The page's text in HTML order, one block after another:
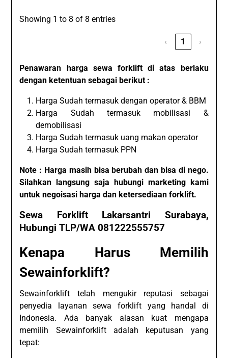
Showing 1 to 8 of 8 entries
‹ 1 ›
Penawaran harga sewa forklift di atas berlaku
dengan ketentuan sebagai berikut :
Harga Sudah termasuk dengan operator & BBM
Harga Sudah termasuk mobilisasi &
demobilisasi
Harga Sudah termasuk uang makan operator
Harga Sudah termasuk PPN
Note : Harga masih bisa berubah dan bisa di nego.
Silahkan langsung saja hubungi marketing kami
untuk negoisasi harga dan ketersediaan forklift.
Sewa Forklift Lakarsantri Surabaya,
Hubungi TLP/WA 081222555757
Kenapa Harus Memilih
Sewainforklift?
Sewainforklift telah mengukir reputasi sebagai
penyedia layanan sewa forklift yang handal di
Indonesia. Ada banyak alasan kuat mengapa
memilih Sewainforklift adalah keputusan yang
tepat: